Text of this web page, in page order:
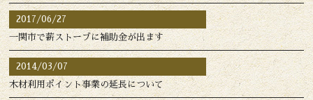
2017/06/27
一関市で薪ストーブに補助金が出ます
2014/03/07
木材利用ポイント事業の延長について